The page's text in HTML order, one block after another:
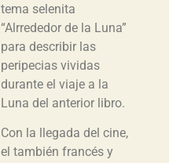
tema selenita
“Alrrededor de la Luna”
para describir las
peripecias vividas
durante el viaje a la
Luna del anterior libro.
Con la llegada del cine,
el también francés y